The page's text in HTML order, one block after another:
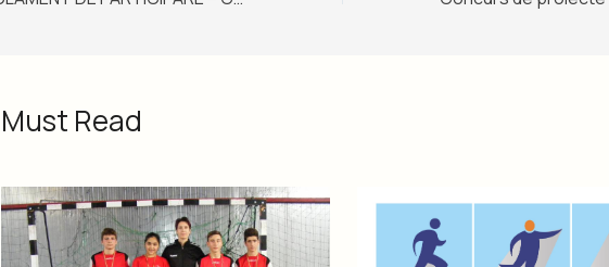
Must Read